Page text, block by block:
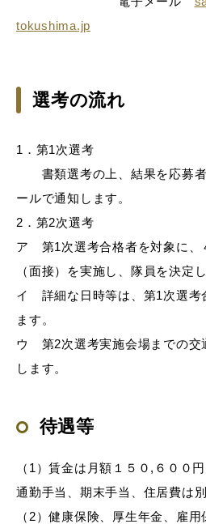
tokushima.jp
選考の流れ
1．第1次選考
書類選考の上、結果を応募者
ールで通知します。
2．第2次選考
ア 第1次選考合格者を対象に、
（面接）を実施し、隊員を決定し
イ 詳細な日時等は、第1次選考
ます。
ウ 第2次選考実施会場までの交
します。
待遇等
（1）賃金は月額１５０,６０
通勤手当、期末手当、住居費は
（2）健康保険、厚生年金、雇